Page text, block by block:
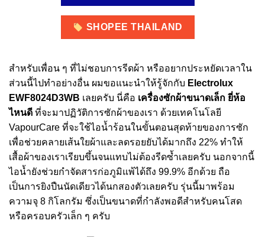
SHOPEE THAILAND
สำหรับเพื่อน ๆ ที่ไม่ชอบการรีดผ้า หรืออยากประหยัดเวลาใน
ส่วนนี้ไปทำอย่างอื่น ผมขอแนะนำให้รู้จักกับ Electrolux
EWF8024D3WB เลยครับ นี่คือ เครื่องซักผ้าขนาดเล็ก ยี่ห้อ
ไหนดี ที่จะมาปฏิวัติการซักผ้าของเรา ด้วยเทคโนโลยี
VapourCare ที่จะใช้ไอน้ำร้อนในขั้นตอนสุดท้ายของการซัก
เพื่อช่วยคลายเส้นใยผ้าและลดรอยยับได้มากถึง 22% ทำให้
เสื้อผ้าของเราเรียบขึ้นจนแทบไม่ต้องรีดซ้ำเลยครับ นอกจากนี้
ไอน้ำยังช่วยกำจัดสารก่อภูมิแพ้ได้ถึง 99.9% อีกด้วย ถือ
เป็นการยิงปืนนัดเดียวได้นกสองตัวเลยครับ รุ่นนี้มาพร้อม
ความจุ 8 กิโลกรัม ซึ่งเป็นขนาดที่กำลังพอดีสำหรับคนโสด
หรือครอบครัวเล็ก ๆ ครับ